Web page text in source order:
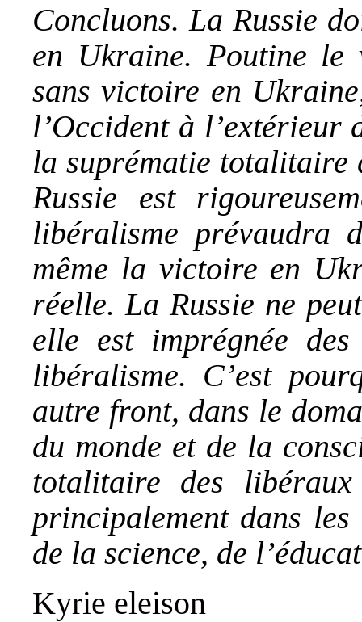
Concluons. La Russie
en Ukraine. Poutine le
sans victoire en
l’Occident à l’extérieur
la suprématie totalitaire
Russie est
libéralisme prévaudra
même la victoire en
réelle. La Russie ne
elle est imprégnée
libéralisme. C’est
autre front, dans le
du monde et de la
totalitaire des
principalement dans
de la science, de
Kyrie eleison